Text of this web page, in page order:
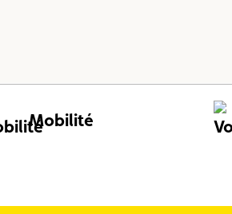
Mobilité